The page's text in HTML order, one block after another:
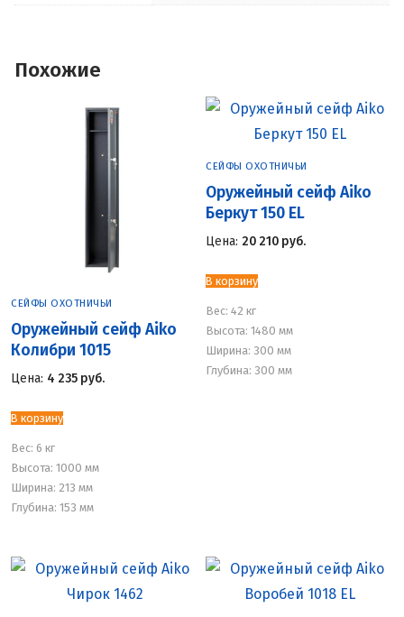
Похожие
СЕЙФЫ ОХОТНИЧЬИ
Оружейный сейф Aiko
Колибри 1015
Цена: 4 235 руб.
В корзину
Вес: 6 кг
Высота: 1000 мм
Ширина: 213 мм
Глубина: 153 мм
СЕЙФЫ ОХОТНИЧЬИ
Оружейный сейф Aiko
Беркут 150 EL
Цена: 20 210 руб.
В корзину
Вес: 42 кг
Высота: 1480 мм
Ширина: 300 мм
Глубина: 300 мм